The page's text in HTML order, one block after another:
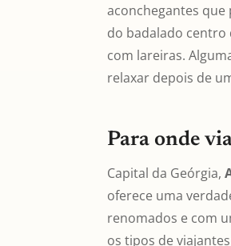
aconchegantes
do badalado centro
com lareiras.
relaxar depois de
Para onde
Capital da Geórgia,
oferece uma
renomados e com
os tipos de